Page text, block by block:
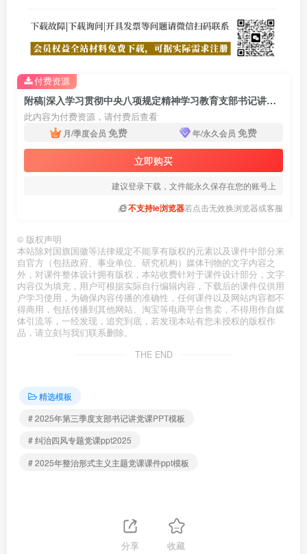
附稿|深入学习贯彻中央八项规定精神学习教育支部书记讲党课ppt模板
此内容为付费资源，请付费后查看
月/季度会员 免费 年/永久会员 免费
立即购买
建议登录下载，文件能永久保存在您的账号上
不支持ie浏览器若点击无效换浏览器或客服
付费资源
© 版权声明
本站除对国旗国徽等法律规定不能享有版权的元素以及课件中部分来
自官方（包括政府、事业单位、研究机构）媒体刊物的文字内容之
外，对课件整体设计拥有版权，本站收费针对于课件设计部分，文字
内容仅为填充，用户可根据实际自行编辑内容，下载后的课件仅供用
户学习使用，为确保内容传播的准确性，任何课件以及网站内容都不
得商用，包括传播到其他网站、淘宝等电商平台售卖，不得用作自媒
体引流等，一经发现，追究到底，若发现本站有您未授权的版权作
品，请立刻与我们联系删除。
THE END
精选模板
# 2025年第三季度支部书记讲党课PPT模板
# 纠治四风专题党课ppt2025
# 2025年整治形式主义主题党课课件ppt模板
分享 收藏